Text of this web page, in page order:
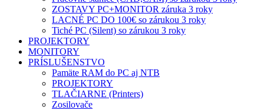
ZOSTAVY PC+MONITOR záruka 3 roky
LACNÉ PC DO 100€ so zárukou 3 roky
Tiché PC (Silent) so zárukou 3 roky
PROJEKTORY
MONITORY
PRÍSLUŠENSTVO
Pamäte RAM do PC aj NTB
PROJEKTORY
TLAČIARNE (Printers)
Zosilovače